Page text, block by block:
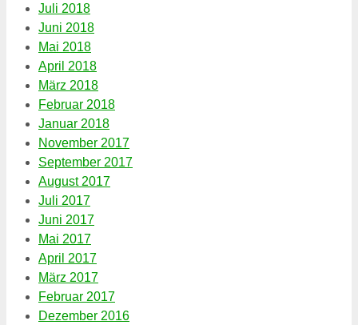
Juli 2018
Juni 2018
Mai 2018
April 2018
März 2018
Februar 2018
Januar 2018
November 2017
September 2017
August 2017
Juli 2017
Juni 2017
Mai 2017
April 2017
März 2017
Februar 2017
Dezember 2016